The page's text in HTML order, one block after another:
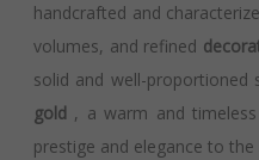
handcrafted and
volumes, and refined
solid and well-proportioned
gold , a warm and
prestige and elegance to